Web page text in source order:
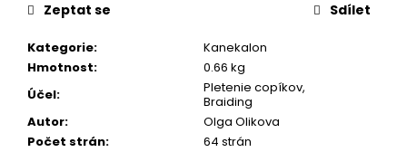
Kategorie:
Kanekalon
Hmotnost:
0.66 kg
Účel:
Pletenie copíkov,
Braiding
Autor:
Olga Olikova
Počet strán:
64 strán
Zeptat se Sdílet